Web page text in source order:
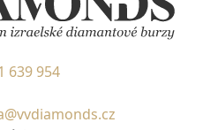
639 954